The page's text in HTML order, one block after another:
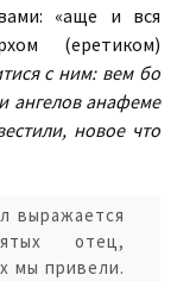
«аще и вся
(еретиком)
с ним: вем бо
ангелов анафеме
новое что
выражается
отец,
мы привели.